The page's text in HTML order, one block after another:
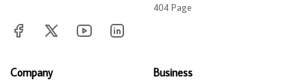
404 Page
Company Business